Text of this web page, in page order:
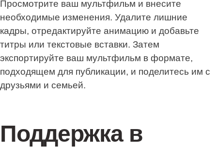
Просмотрите ваш мультфильм и внесите
необходимые изменения. Удалите лишние
кадры, отредактируйте анимацию и добавьте
титры или текстовые вставки. Затем
экспортируйте ваш мультфильм в формате,
подходящем для публикации, и поделитесь им с
друзьями и семьей.
Поддержка в